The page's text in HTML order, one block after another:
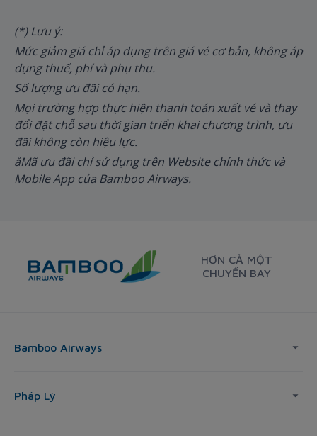
(*) Lưu ý:
Mức giảm giá chỉ áp dụng trên giá vé cơ bản, không áp
dụng thuế, phí và phụ thu.
Số lượng ưu đãi có hạn.
Mọi trường hợp thực hiện thanh toán xuất vé và thay
đổi đặt chỗ sau thời gian triển khai chương trình, ưu
đãi không còn hiệu lực.
åMã ưu đãi chỉ sử dụng trên Website chính thức và
Mobile App của Bamboo Airways.
HƠN CẢ MỘT
CHUYẾN BAY
Bamboo Airways
Pháp Lý